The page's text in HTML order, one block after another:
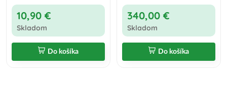
10,90 €
Skladom
Do košíka
340,00 €
Skladom
Do košíka